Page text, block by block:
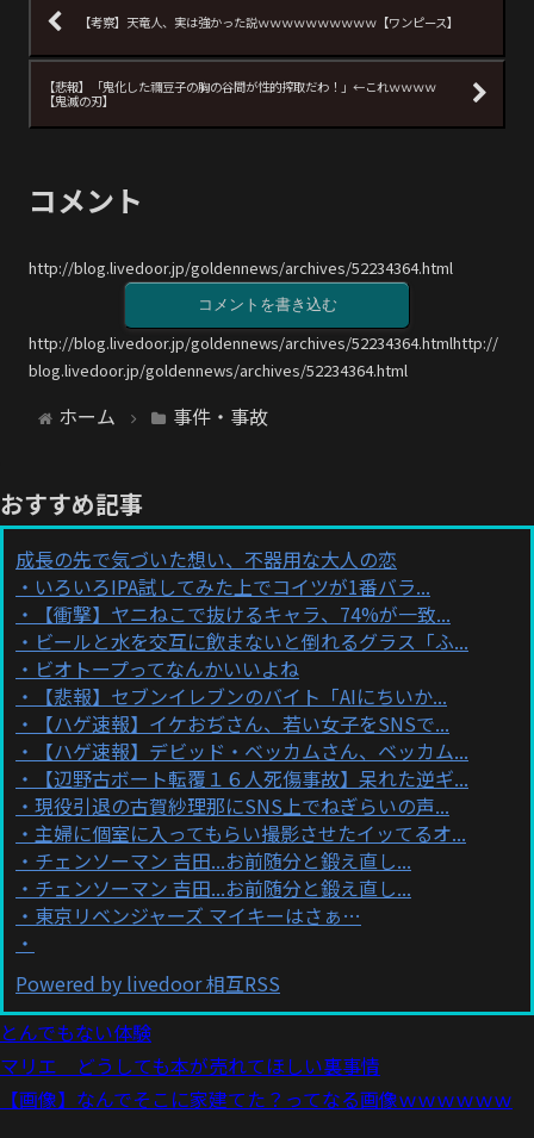
【考察】天竜人、実は強かった説ｗｗｗｗｗｗｗｗｗｗ【ワンピース】
【悲報】「鬼化した禰豆子の胸の谷間が性的搾取だわ！」←これｗｗｗｗ
【鬼滅の刃】
コメント
http://blog.livedoor.jp/goldennews/archives/52234364.html
コメントを書き込む
http://blog.livedoor.jp/goldennews/archives/52234364.htmlhttp://
blog.livedoor.jp/goldennews/archives/52234364.html
ホーム 事件・事故
おすすめ記事
成長の先で気づいた想い、不器用な大人の恋
いろいろIPA試してみた上でコイツが1番バラ...
【衝撃】ヤニねこで抜けるキャラ、74%が一致...
ビールと水を交互に飲まないと倒れるグラス「ふ...
ビオトープってなんかいいよね
【悲報】セブンイレブンのバイト「AIにちいか...
【ハゲ速報】イケおぢさん、若い女子をSNSで...
【ハゲ速報】デビッド・ベッカムさん、ベッカム...
【辺野古ボート転覆１６人死傷事故】呆れた逆ギ...
現役引退の古賀紗理那にSNS上でねぎらいの声...
主婦に個室に入ってもらい撮影させたイッてるオ...
チェンソーマン 吉田...お前随分と鍛え直し...
チェンソーマン 吉田...お前随分と鍛え直し...
東京リベンジャーズ マイキーはさぁ…
Powered by livedoor 相互RSS
とんでもない体験
マリエ どうしても本が売れてほしい裏事情
【画像】なんでそこに家建てた？ってなる画像ｗｗｗｗｗｗ